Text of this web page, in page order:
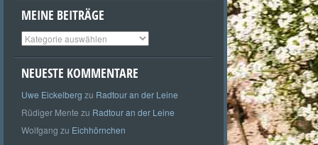
MEINE BEITRÄGE
Meine
Beiträge
NEUESTE KOMMENTARE
Uwe Eickelberg zu Radtour an der Leine
Rüdiger Mente zu Radtour an der Leine
Wolfgang zu Eichhörnchen